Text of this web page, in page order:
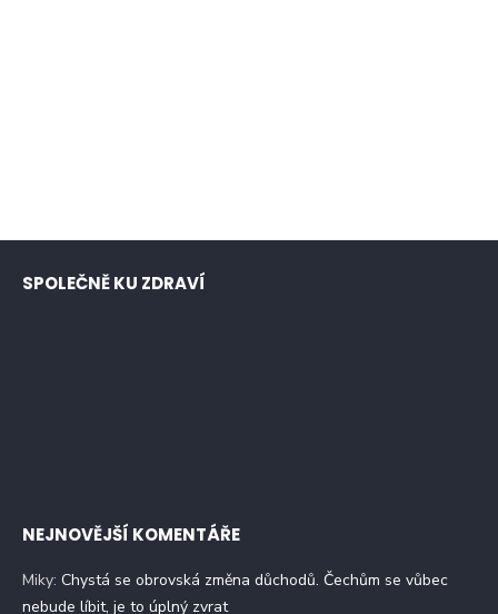
SPOLEČNĚ KU ZDRAVÍ
NEJNOVĚJŠÍ KOMENTÁŘE
Miky: Chystá se obrovská změna důchodů. Čechům se vůbec
nebude líbit, je to úplný zvrat